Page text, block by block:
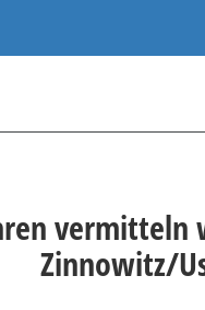
Zinnowitz/